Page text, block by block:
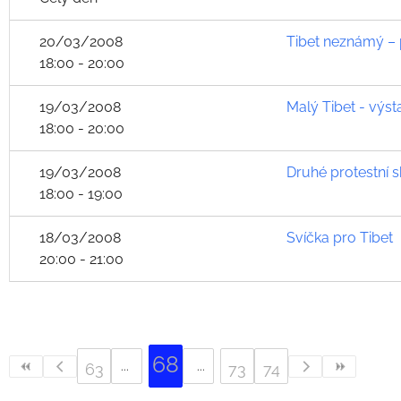
20/03/2008
18:00 - 20:00
Tibet neznámý
19/03/2008
18:00 - 20:00
Malý Tibet -
19/03/2008
18:00 - 19:00
Druhé protestní
18/03/2008
20:00 - 21:00
Svíčka pro Tibet
63 68 73 74